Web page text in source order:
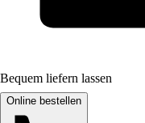
Bequem liefern lassen
Online bestellen